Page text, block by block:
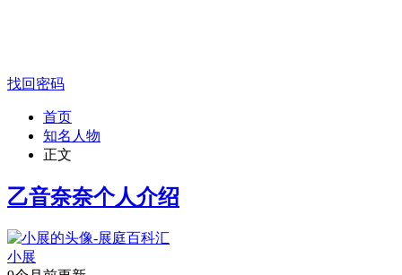
找回密码
首页
知名人物
正文
乙音奈奈个人介绍
小展